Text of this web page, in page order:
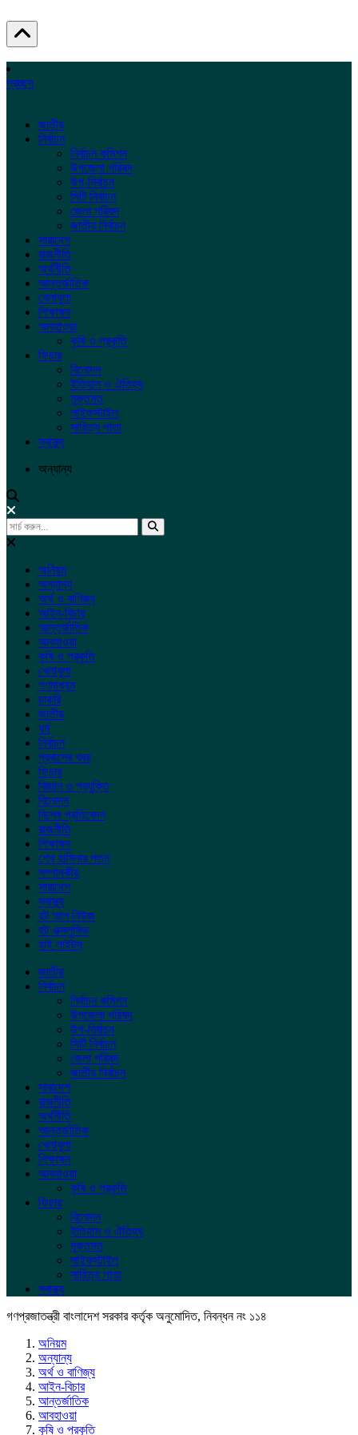
প্রচ্ছদ
জাতীয়
নির্বাচন
নির্বাচন কমিশন
উপজেলা পরিষদ
উপ-নির্বাচন
সিটি নির্বাচন
জেলা পরিষদ
জাতীয় নির্বাচন
সারাদেশ
রাজনীতি
অর্থনীতি
আন্তর্জাতিক
খেলাধুলা
শিক্ষাঙ্গন
আবহাওয়া
কৃষি ও প্রকৃতি
ফিচার
বিনোদন
ইতিহাস ও ঐতিহ্য
মুক্তমত
লাইফস্টাইল
সাহিত্য পাতা
স্বাস্থ্য
অন্যান্য
অনিয়ম
অন্যান্য
অর্থ ও বাণিজ্য
আইন-বিচার
আন্তর্জাতিক
আবহাওয়া
কৃষি ও প্রকৃতি
খেলাধুলা
গণমাধ্যম
চাকরি
জাতীয়
ধর্ম
নির্বাচন
প্রবাসের খবর
ফিচার
বিজ্ঞান ও প্রযুক্তি
বিনোদন
বিশেষ প্রতিবেদন
রাজনীতি
শিক্ষাঙ্গন
শেখ হাসিনার পতন
সম্পাদকীয়
সারাদেশ
স্বাস্থ্য
হট আপ নিউজ
হট এক্সলুসিভ
হাই লাইটস
জাতীয়
নির্বাচন
নির্বাচন কমিশন
উপজেলা পরিষদ
উপ-নির্বাচন
সিটি নির্বাচন
জেলা পরিষদ
জাতীয় নির্বাচন
সারাদেশ
রাজনীতি
অর্থনীতি
আন্তর্জাতিক
খেলাধুলা
শিক্ষাঙ্গন
আবহাওয়া
কৃষি ও প্রকৃতি
ফিচার
বিনোদন
ইতিহাস ও ঐতিহ্য
মুক্তমত
লাইফস্টাইল
সাহিত্য পাতা
স্বাস্থ্য
গণপ্রজাতন্ত্রী বাংলাদেশ সরকার কর্তৃক অনুমোদিত, নিবন্ধন নং ১১৪
অনিয়ম
অন্যান্য
অর্থ ও বাণিজ্য
আইন-বিচার
আন্তর্জাতিক
আবহাওয়া
কৃষি ও প্রকৃতি